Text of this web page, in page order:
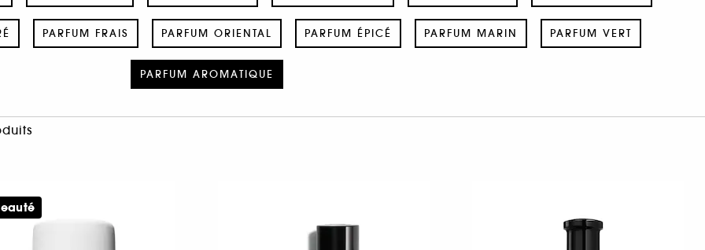
PARFUM FRAIS PARFUM ORIENTAL PARFUM ÉPICÉ PARFUM MARIN PARFUM VERT
PARFUM AROMATIQUE